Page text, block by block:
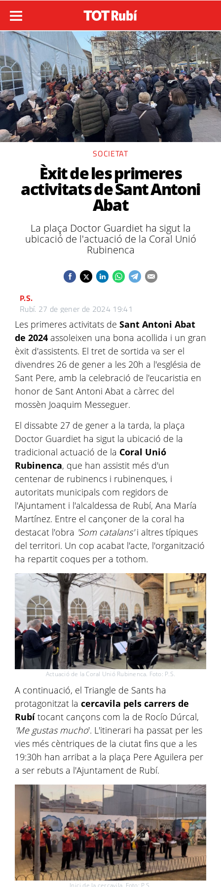
SOCIETAT
Èxit de les primeres
activitats de Sant Antoni
Abat
La plaça Doctor Guardiet ha sigut la
ubicació de l'actuació de la Coral Unió
Rubinenca
P.S.
Rubí. 27 de gener de 2024 19:41
Les primeres activitats de Sant Antoni Abat
de 2024 assoleixen una bona acollida i un gran
èxit d'assistents. El tret de sortida va ser el
divendres 26 de gener a les 20h a l'església de
Sant Pere, amb la celebració de l'eucaristia en
honor de Sant Antoni Abat a càrrec del
mossèn Joaquim Messeguer.
El dissabte 27 de gener a la tarda, la plaça
Doctor Guardiet ha sigut la ubicació de la
tradicional actuació de la Coral Unió
Rubinenca, que han assistit més d'un
centenar de rubinencs i rubinenques, i
autoritats municipals com regidors de
l'Ajuntament i l'alcaldessa de Rubí, Ana María
Martínez. Entre el cançoner de la coral ha
destacat l'obra 'Som catalans'i altres típiques
del territori. Un cop acabat l'acte, l'organització
ha repartit coques per a tothom.
Actuació de la Coral Unió Rubinenca. Foto: P.S.
A continuació, el Triangle de Sants ha
protagonitzat la cercavila pels carrers de
Rubítocant cançons com la de Rocío Dúrcal,
'Me gustas mucho'. L'itinerari ha passat per les
vies més cèntriques de la ciutat fins que a les
19:30h han arribat a la plaça Pere Aguilera per
a ser rebuts a l'Ajuntament de Rubí.
Inici de la cercavila. Foto: P.S.